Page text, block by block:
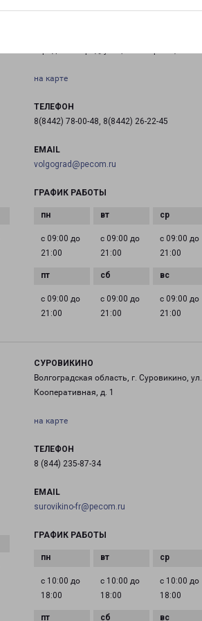
на карте
ТЕЛЕФОН
8(8442) 78-00-48, 8(8442) 26-22-45
EMAIL
volgograd@pecom.ru
ГРАФИК РАБОТЫ
с 09:00 до
21:00
с 09:00 до
21:00
с 09:00 до
21:00
с 09:00 до
21:00
с 09:00 до
21:00
с 09:00 до
21:00
СУРОВИКИНО
Волгоградская область, г. Суровикино, ул.
Кооперативная, д. 1
на карте
ТЕЛЕФОН
8 (844) 235-87-34
EMAIL
surovikino-fr@pecom.ru
ГРАФИК РАБОТЫ
с 10:00 до
18:00
с 10:00 до
18:00
с 10:00 до
18:00